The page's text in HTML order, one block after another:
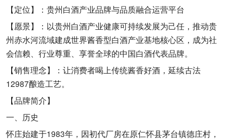
【定位】：贵州白酒产业品牌与品质融合运营平台
【愿景】：以贵州白酒产业健康可持续发展为己任，推动贵
州赤水河流域建成世界酱香型白酒产业基地核心区，成为社
会信赖、行业尊重、享誉全球的中国白酒代表品牌。
【销售理念】：让消费者喝上传统酱香好酒，延续古法
12987酿造工艺。
【品牌简介】
一、历史
怀庄始建于1983年，因初代厂房在原仁怀县茅台镇德庄村，